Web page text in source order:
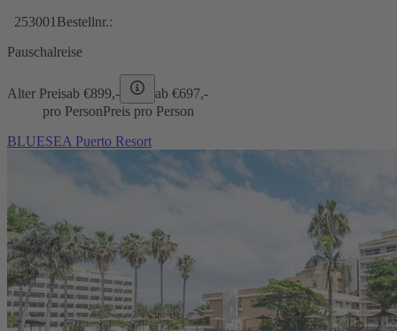
253001 Bestellnr.:
Pauschalreise
Alter Preisab €899,- ab €697,-
pro PersonPreis pro Person
BLUESEA Puerto Resort